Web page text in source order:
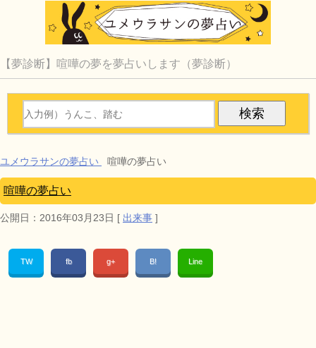
【夢診断】喧嘩の夢を夢占いします（夢診断）
ユメウラサンの夢占い 喧嘩の夢占い
喧嘩の夢占い
公開日： 2016年03月23日 [ 出来事 ]
TW fb g+ B! Line